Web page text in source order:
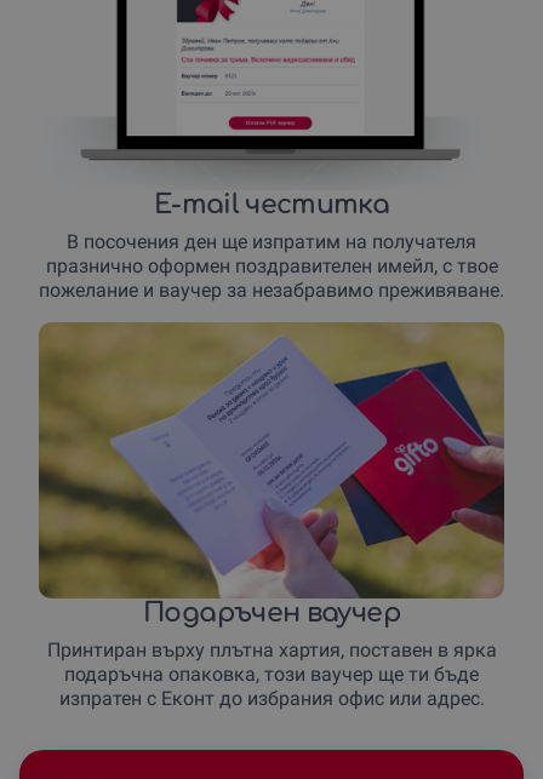
E-mail честитка
В посочения ден ще изпратим на получателя
празнично оформен поздравителен имейл, с твое
пожелание и ваучер за незабравимо преживяване.
Подаръчен ваучер
Принтиран върху плътна хартия, поставен в ярка
подаръчна опаковка, този ваучер ще ти бъде
изпратен с Еконт до избрания офис или адрес.